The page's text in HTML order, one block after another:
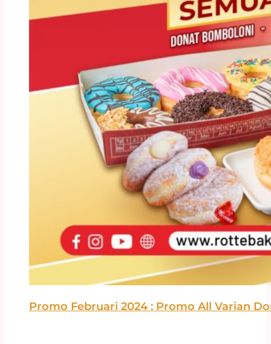
Promo Februari 2024 : Promo All Varian